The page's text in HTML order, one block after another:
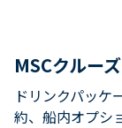
MSCクルー
ドリンクパッケ
約、船内オプシ